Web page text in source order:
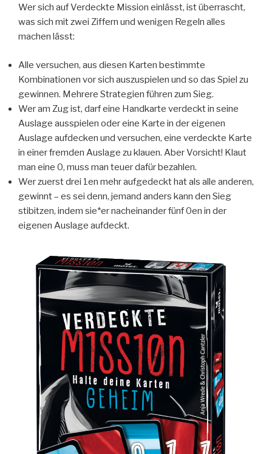
Wer sich auf Verdeckte Mission einlässt, ist überrascht,
was sich mit zwei Ziffern und wenigen Regeln alles
machen lässt:
Alle versuchen, aus diesen Karten bestimmte
Kombinationen vor sich auszuspielen und so das Spiel zu
gewinnen. Mehrere Strategien führen zum Sieg.
Wer am Zug ist, darf eine Handkarte verdeckt in seine
Auslage ausspielen oder eine Karte in der eigenen
Auslage aufdecken und versuchen, eine verdeckte Karte
in einer fremden Auslage zu klauen. Aber Vorsicht! Klaut
man eine 0, muss man teuer dafür bezahlen.
Wer zuerst drei 1en mehr aufgedeckt hat als alle anderen,
gewinnt – es sei denn, jemand anders kann den Sieg
stibitzen, indem sie*er nacheinander fünf 0en in der
eigenen Auslage aufdeckt.